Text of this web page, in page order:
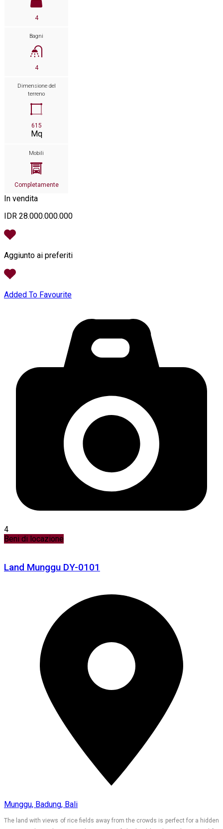
4
Bagni
4
Dimensione del
terreno
615
Mq
Mobili
Completamente
In vendita
IDR 28.000.000.000
Aggiunto ai preferiti
Added To Favourite
4
Beni di locazione
Land Munggu DY-0101
Munggu, Badung, Bali
The land with views of rice fields away from the crowds is perfect for a hidden